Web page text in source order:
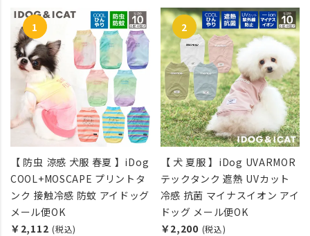
【 防虫 涼感 犬服 春夏 】iDog
COOL+MOSCAPE プリントタ
ンク 接触冷感 防蚊 アイドッグ
メール便OK
￥2,112 (税込)
【 犬 夏服 】iDog UVARMOR
テックタンク 遮熱 UVカット
冷感 抗菌 マイナスイオン アイ
ドッグ メール便OK
￥2,200 (税込)